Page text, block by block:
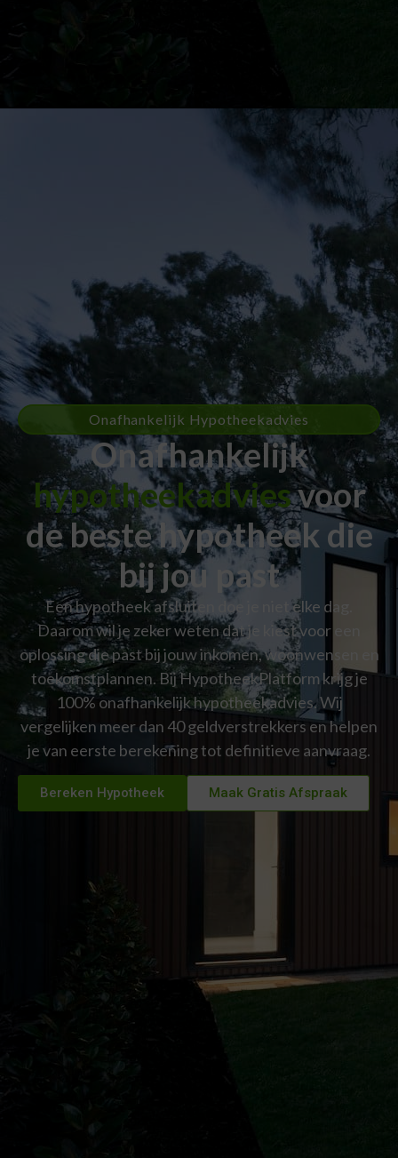
Onafhankelijk Hypotheekadvies
Onafhankelijk
hypotheekadviesvoor
de beste hypotheek die
bij jou past
Een hypotheek afsluiten doe je niet elke dag.
Daarom wil je zeker weten dat je kiest voor een
oplossing die past bij jouw inkomen, woonwensen en
toekomstplannen. Bij HypotheekPlatform krijg je
100% onafhankelijk hypotheekadvies. Wij
vergelijken meer dan 40 geldverstrekkers en helpen
je van eerste berekening tot definitieve aanvraag.
Bereken Hypotheek Maak Gratis Afspraak